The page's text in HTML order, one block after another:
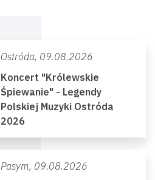
Ostróda, 09.08.2026
Koncert "Królewskie
Śpiewanie" - Legendy
Polskiej Muzyki Ostróda
2026
Pasym, 09.08.2026